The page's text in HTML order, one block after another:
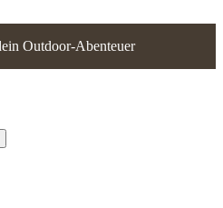
Outdoor-Abenteuer